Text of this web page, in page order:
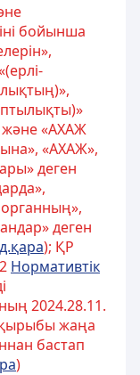
бойынша
«АХАЖ
«АХАЖ»,
деген
органның»,
деген
); ҚР
Нормативтік
2024.28.11.
жаңа
бастап
)